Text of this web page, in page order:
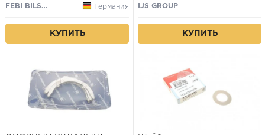
FEBI BILSTEIN
Германия
КУПИТЬ
IJS GROUP
КУПИТЬ